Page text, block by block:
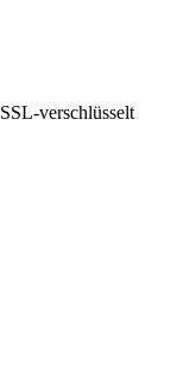
SSL-verschlüsselt